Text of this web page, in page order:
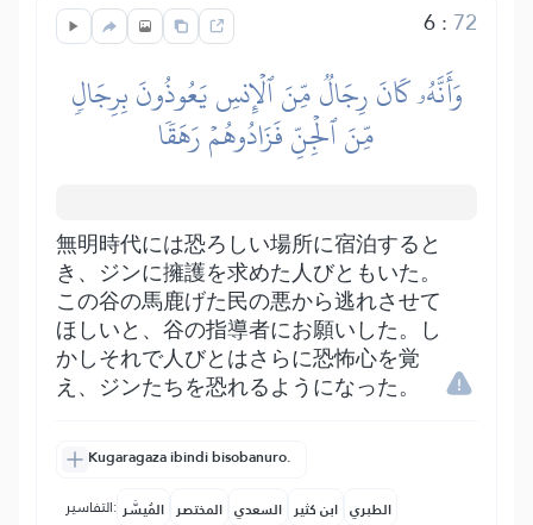
6: 72
وَأَنَّهُۥ كَانَ رِجَالٞ مِّنَ ٱلۡإِنسِ يَعُوذُونَ بِرِجَالٖ
مِّنَ ٱلۡجِنِّ فَزَادُوهُمۡ رَهَقٗا
無明時代には恐ろしい場所に宿泊すると
き、ジンに擁護を求めた人びともいた。
この谷の馬鹿げた民の悪から逃れさせて
ほしいと、谷の指導者にお願いした。し
かしそれで人びとはさらに恐怖心を覚
え、ジンたちを恐れるようになった。
Kugaragaza ibindi bisobanuro.
التفاسير: المُيسَّر المختصر السعدي ابن كثير الطبري